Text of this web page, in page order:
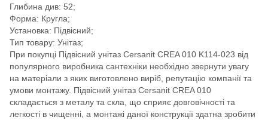
Глибина див: 52;
Форма: Кругла;
Установка: Підвісний;
Тип товару: Унітаз;
При покупці Підвісний унітаз Cersanit CREA 010 K114-023 від
популярного виробника сантехніки необхідно звернути увагу
на матеріали з яких виготовлено виріб, репутацію компанії та
умови монтажу. Підвісний унітаз Cersanit CREA 010
складається з металу та скла, що сприяє довговічності та
легкості в чищенні, а монтажі даної конструкції здатна зробити